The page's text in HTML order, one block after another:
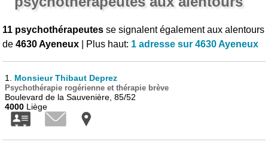
11 psychothérapeutes se signalent également aux alentours
de4630 Ayeneux | Plus haut: 1 adresse sur 4630 Ayeneux
1. Monsieur Thibaut Deprez
Psychothérapie rogérienne et thérapie brève
Boulevard de la Sauvenière, 85/52
4000 Liège